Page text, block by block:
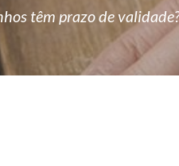
têm prazo de validade?